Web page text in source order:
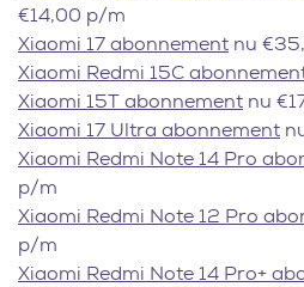
€14,00 p/m
Xiaomi 17 abonnement nu
Xiaomi Redmi 15C
Xiaomi 15T abonnement nu
Xiaomi 17 Ultra abonnement
Xiaomi Redmi Note 14 Pro
p/m
Xiaomi Redmi Note 12 Pro
p/m
Xiaomi Redmi Note 14 Pro+